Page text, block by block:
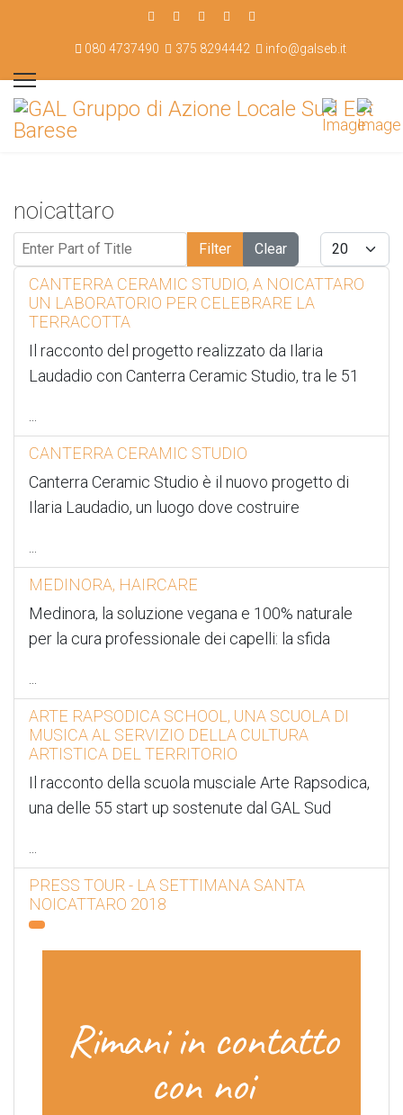
080 4737490 375 8294442 info@galseb.it
noicattaro
Enter Part of Title Filter Clear Display #
CANTERRA CERAMIC STUDIO, A NOICATTARO
UN LABORATORIO PER CELEBRARE LA
TERRACOTTA
Il racconto del progetto realizzato da Ilaria
Laudadio con Canterra Ceramic Studio, tra le 51
CANTERRA CERAMIC STUDIO
Canterra Ceramic Studio è il nuovo progetto di
Ilaria Laudadio, un luogo dove costruire
MEDINORA, HAIRCARE
Medinora, la soluzione vegana e 100% naturale
per la cura professionale dei capelli: la sfida
ARTE RAPSODICA SCHOOL, UNA SCUOLA DI
MUSICA AL SERVIZIO DELLA CULTURA
ARTISTICA DEL TERRITORIO
Il racconto della scuola musciale Arte Rapsodica,
una delle 55 start up sostenute dal GAL Sud
PRESS TOUR - LA SETTIMANA SANTA
NOICATTARO 2018
Rimani in contatto
con noi